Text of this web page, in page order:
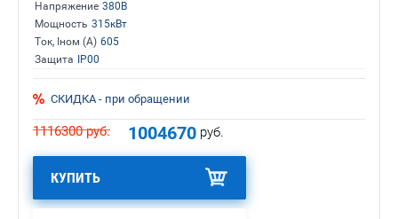
Напряжение 380В
Мощность 315кВт
Ток, Iном (А) 605
Защита
IP00
СКИДКА - при обращении
1116300руб. 1004670 руб.
КУПИТЬ